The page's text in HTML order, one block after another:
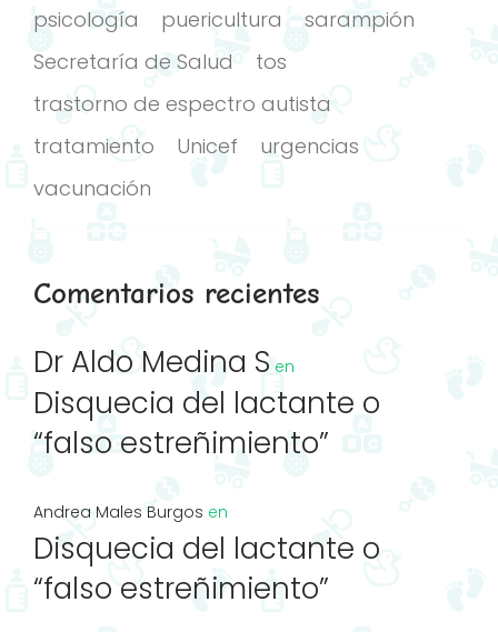
psicología puericultura
sarampión
Secretaría de Salud
tos
trastorno de espectro autista
tratamiento
Unicef
urgencias
vacunación
Comentarios recientes
Dr Aldo Medina S en
Disquecia del lactante o
“falso estreñimiento”
Andrea Males Burgos en
Disquecia del lactante o
“falso estreñimiento”